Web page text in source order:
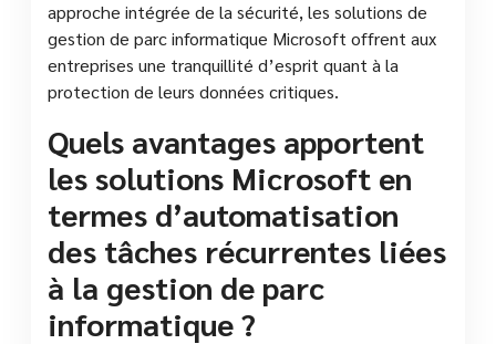
approche intégrée de la sécurité, les solutions de
gestion de parc informatique Microsoft offrent aux
entreprises une tranquillité d’esprit quant à la
protection de leurs données critiques.
Quels avantages apportent
les solutions Microsoft en
termes d’automatisation
des tâches récurrentes liées
à la gestion de parc
informatique ?